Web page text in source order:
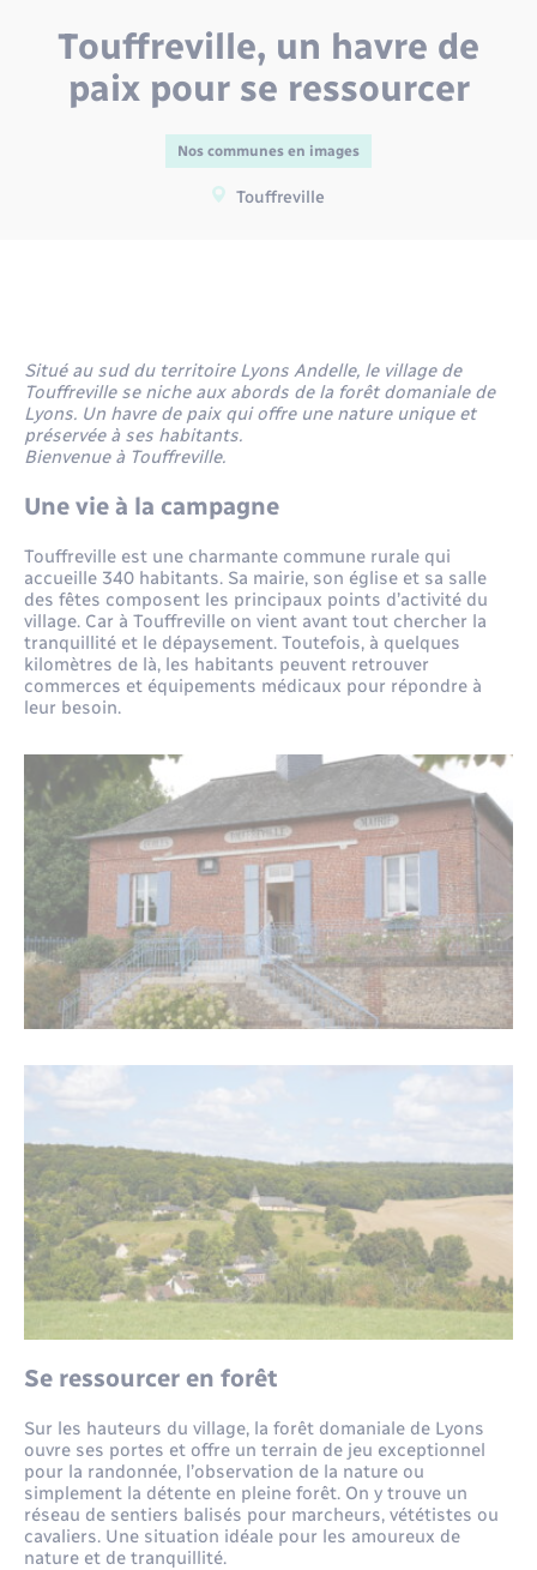
Déplacements & transports
Location de scooter
Transport solidaire
Eau - Assainissement
Radio Fréquence Andelle
Loisirs
Santé - Social
Rénovation de l’habitat
Séniors
Transport solidaire
Nous connaître
Présentation du territoire
Prévention des inondations
Numérique
Petites Villes de Demain
Plan Local d’Urbanisme intercommunal
Tourisme
Urbanisme
Touffreville, un havre de
paix pour se ressourcer
Nos communes en images
Touffreville
Situé au sud du territoire Lyons Andelle, le village de
Touffreville se niche aux abords de la forêt domaniale de
Lyons. Un havre de paix qui offre une nature unique et
préservée à ses habitants.
Bienvenue à Touffreville.
Une vie à la campagne
Touffreville est une charmante commune rurale qui
accueille 340 habitants. Sa mairie, son église et sa salle
des fêtes composent les principaux points d’activité du
village. Car à Touffreville on vient avant tout chercher la
tranquillité et le dépaysement. Toutefois, à quelques
kilomètres de là, les habitants peuvent retrouver
commerces et équipements médicaux pour répondre à
leur besoin.
Se ressourcer en forêt
Sur les hauteurs du village, la forêt domaniale de Lyons
ouvre ses portes et offre un terrain de jeu exceptionnel
pour la randonnée, l’observation de la nature ou
simplement la détente en pleine forêt. On y trouve un
réseau de sentiers balisés pour marcheurs, vététistes ou
cavaliers. Une situation idéale pour les amoureux de
nature et de tranquillité.